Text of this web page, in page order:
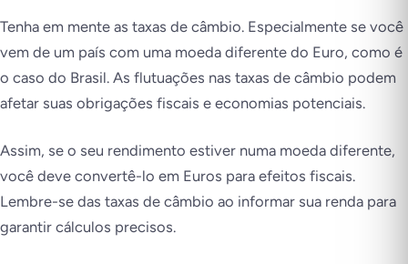
Tenha em mente as taxas de câmbio. Especialmente se você
vem de um país com uma moeda diferente do Euro, como é
o caso do Brasil. As flutuações nas taxas de câmbio podem
afetar suas obrigações fiscais e economias potenciais.
Assim, se o seu rendimento estiver numa moeda diferente,
você deve convertê-lo em Euros para efeitos fiscais.
Lembre-se das taxas de câmbio ao informar sua renda para
garantir cálculos precisos.